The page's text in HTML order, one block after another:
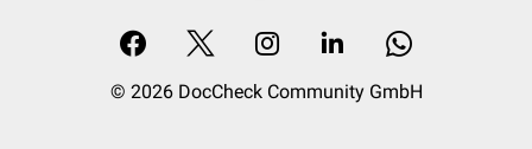
© 2026 DocCheck Community GmbH